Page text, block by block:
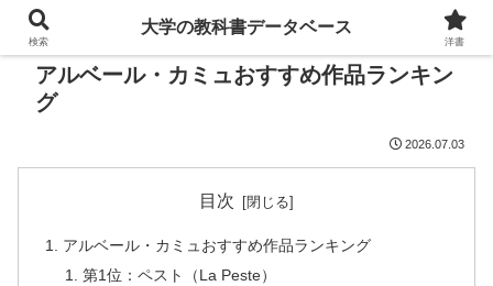
アルベール・カミュおすすめ作品ランキン
グ
2026.07.03
目次
アルベール・カミュおすすめ作品ランキング
第1位：ペスト（La Peste）
検索
大学の教科書データベース
洋書